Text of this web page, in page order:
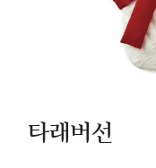
타래버선